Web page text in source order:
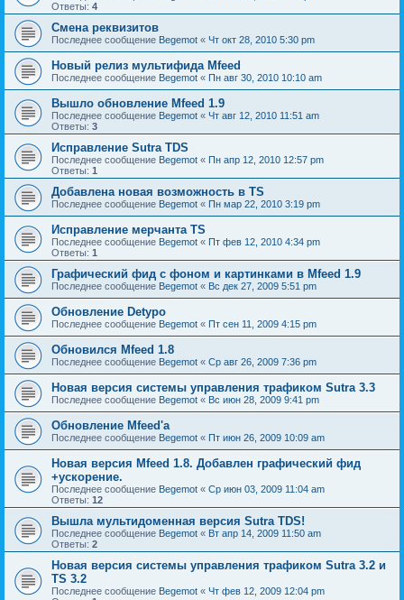
Ответы: 4
Смена реквизитов
Последнее сообщение Begemot « Чт окт 28, 2010 5:30 pm
Новый релиз мультифида Mfeed
Последнее сообщение Begemot « Пн авг 30, 2010 10:10 am
Вышло обновление Mfeed 1.9
Последнее сообщение Begemot « Чт авг 12, 2010 11:51 am
Ответы: 3
Исправление Sutra TDS
Последнее сообщение Begemot « Пн апр 12, 2010 12:57 pm
Ответы: 1
Добавлена новая возможность в TS
Последнее сообщение Begemot « Пн мар 22, 2010 3:19 pm
Исправление мерчанта TS
Последнее сообщение Begemot « Пт фев 12, 2010 4:34 pm
Ответы: 1
Графический фид с фоном и картинками в Mfeed 1.9
Последнее сообщение Begemot « Вс дек 27, 2009 5:51 pm
Обновление Detypo
Последнее сообщение Begemot « Пт сен 11, 2009 4:15 pm
Обновился Mfeed 1.8
Последнее сообщение Begemot « Ср авг 26, 2009 7:36 pm
Новая версия системы управления трафиком Sutra 3.3
Последнее сообщение Begemot « Вс июн 28, 2009 9:41 pm
Обновление Mfeed'а
Последнее сообщение Begemot « Пт июн 26, 2009 10:09 am
Новая версия Mfeed 1.8. Добавлен графический фид
+ускорение.
Последнее сообщение Begemot « Ср июн 03, 2009 11:04 am
Ответы: 12
Вышла мультидоменная версия Sutra TDS!
Последнее сообщение Begemot « Вт апр 14, 2009 11:50 am
Ответы: 2
Новая версия системы управления трафиком Sutra 3.2 и
TS 3.2
Последнее сообщение Begemot « Чт фев 12, 2009 12:04 pm